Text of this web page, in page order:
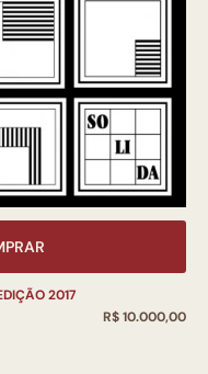
2017
R$ 10.000,00